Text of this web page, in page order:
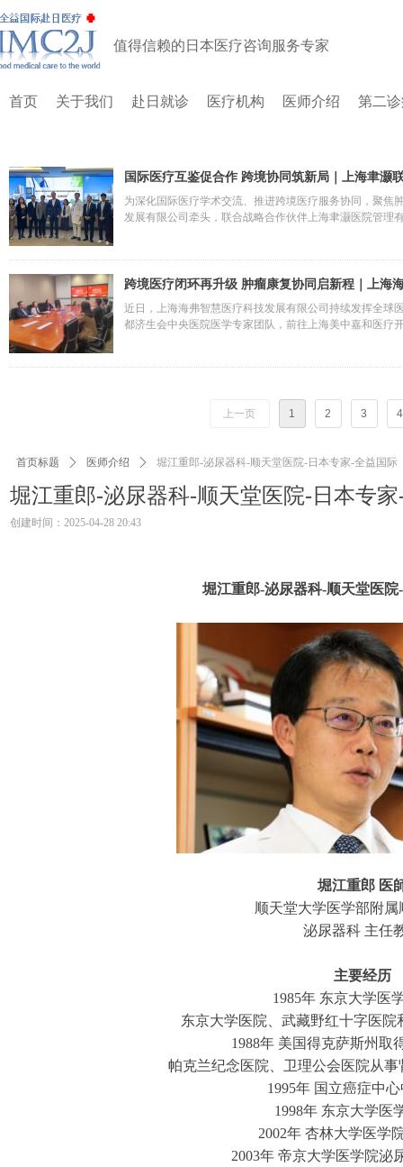
首页 关于我们 赴日就诊 医疗机构 医师介绍 第二
值得信赖的日本医疗咨询服务专家
堀江重郎-泌尿器科-顺天堂医院-日本专
堀江重郎-泌尿器科-顺天堂医
堀江重郎 医
顺天堂大学医学部附属
泌尿器科 主任
主要经历
1985年 东京大学医
东京大学医院、武藏野红十字医院
1988年 美国得克萨斯州取
帕克兰纪念医院、卫理公会医院从
1995年 国立癌症中
1998年 东京大学医
2002年 杏林大学医学
2003年 帝京大学医学院泌
首页标题 ꄲ 医师介绍 ꄲ 堀江重郎-泌尿器科-顺天堂医院-日本专家-全益国际
创建时间： 2025-04-28 20:43
国际医疗互鉴促合作 跨境协同筑新局｜上海聿灏
医学中心
为深化国际医疗学术交流、推进跨境医疗服务协同，聚焦
发展有限公司牵头，联合战略合作伙伴上海聿灏医院管理
跨境医疗闭环再升级 肿瘤康复协同启新程｜上海
新虹桥国际门诊部
近日，上海海弗智慧医疗科技发展有限公司持续发挥全球
都济生会中央医院医学专家团队，前往上海美中嘉和医疗
上一页 1 2 3 4